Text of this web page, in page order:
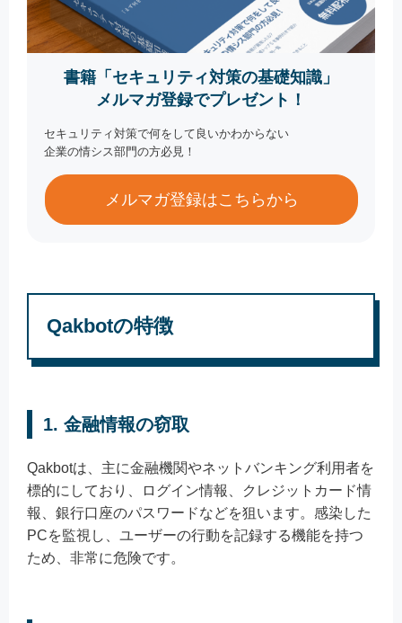
書籍「セキュリティ対策の基礎知識」
メルマガ登録でプレゼント！
セキュリティ対策で何をして良いかわからない
企業の情シス部門の方必見！
メルマガ登録はこちらから
Qakbotの特徴
1. 金融情報の窃取
Qakbotは、主に金融機関やネットバンキング利用者を
標的にしており、ログイン情報、クレジットカード情
報、銀行口座のパスワードなどを狙います。感染した
PCを監視し、ユーザーの行動を記録する機能を持つ
ため、非常に危険です。